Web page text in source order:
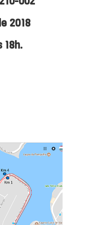
2018
18h.